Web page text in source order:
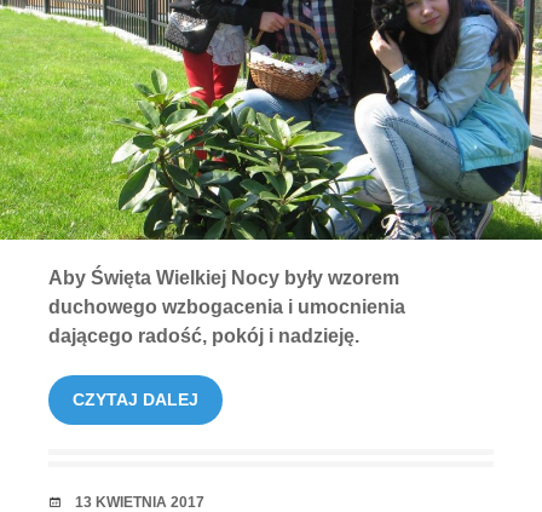
Aby Święta Wielkiej Nocy były wzorem
duchowego wzbogacenia i umocnienia
dającego radość, pokój i nadzieję.
CZYTAJ DALEJ
RANDKA
13 KWIETNIA 2017